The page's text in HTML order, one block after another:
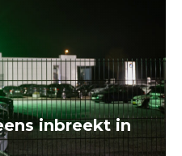
inbreekt in